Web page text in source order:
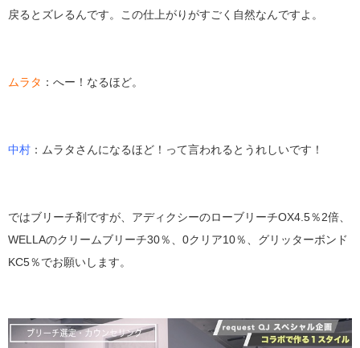
戻るとズレるんです。この仕上がりがすごく自然なんですよ。
ムラタ ：へー！なるほど。
中村 ：ムラタさんになるほど！って言われるとうれしいです！
ではブリーチ剤ですが、アディクシーのローブリーチOX4.5％2倍、
WELLAのクリームブリーチ30％、0クリア10％、グリッターボンド
KC5％でお願いします。